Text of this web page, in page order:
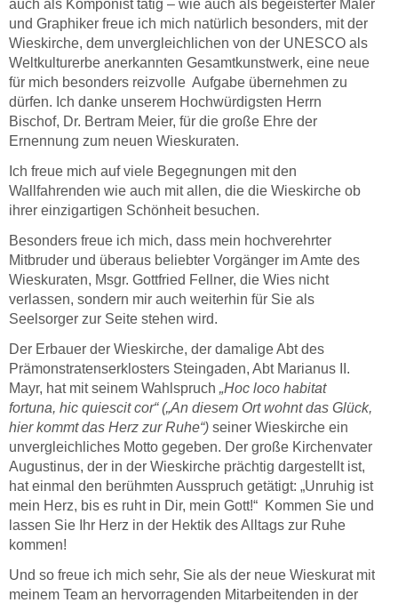
auch als Komponist tätig – wie auch als begeisterter Maler
und Graphiker freue ich mich natürlich besonders, mit der
Wieskirche, dem unvergleichlichen von der UNESCO als
Weltkulturerbe anerkannten Gesamtkunstwerk, eine neue
für mich besonders reizvolle Aufgabe übernehmen zu
dürfen. Ich danke unserem Hochwürdigsten Herrn
Bischof, Dr. Bertram Meier, für die große Ehre der
Ernennung zum neuen Wieskuraten.
Ich freue mich auf viele Begegnungen mit den
Wallfahrenden wie auch mit allen, die die Wieskirche ob
ihrer einzigartigen Schönheit besuchen.
Besonders freue ich mich, dass mein hochverehrter
Mitbruder und überaus beliebter Vorgänger im Amte des
Wieskuraten, Msgr. Gottfried Fellner, die Wies nicht
verlassen, sondern mir auch weiterhin für Sie als
Seelsorger zur Seite stehen wird.
Der Erbauer der Wieskirche, der damalige Abt des
Prämonstratenserklosters Steingaden, Abt Marianus II.
Mayr, hat mit seinem Wahlspruch „Hoc loco habitat
fortuna, hic quiescit cor“ („An diesem Ort wohnt das Glück,
hier kommt das Herz zur Ruhe“) seiner Wieskirche ein
unvergleichliches Motto gegeben. Der große Kirchenvater
Augustinus, der in der Wieskirche prächtig dargestellt ist,
hat einmal den berühmten Ausspruch getätigt: „Unruhig ist
mein Herz, bis es ruht in Dir, mein Gott!“ Kommen Sie und
lassen Sie Ihr Herz in der Hektik des Alltags zur Ruhe
kommen!
Und so freue ich mich sehr, Sie als der neue Wieskurat mit
meinem Team an hervorragenden Mitarbeitenden in der